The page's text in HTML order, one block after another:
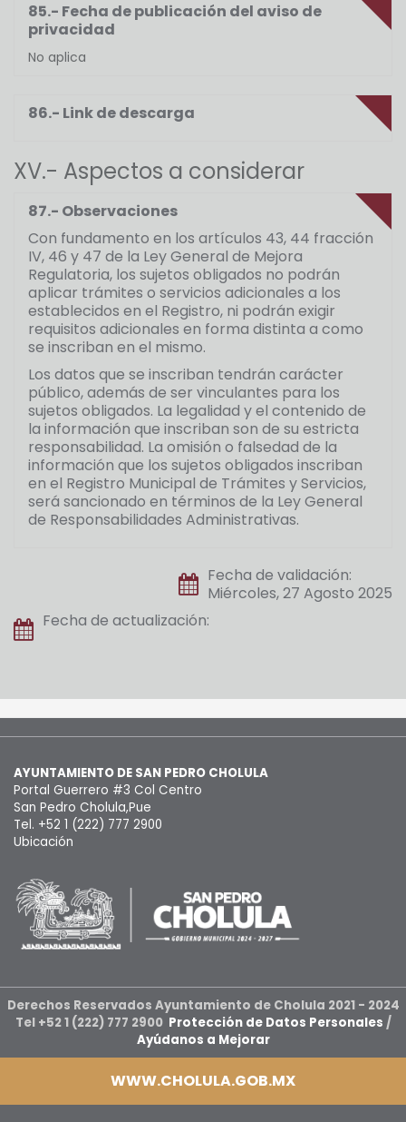
85.- Fecha de publicación del aviso de
privacidad
No aplica
86.- Link de descarga
XV.- Aspectos a considerar
87.- Observaciones
Con fundamento en los artículos 43, 44 fracción
IV, 46 y 47 de la Ley General de Mejora
Regulatoria, los sujetos obligados no podrán
aplicar trámites o servicios adicionales a los
establecidos en el Registro, ni podrán exigir
requisitos adicionales en forma distinta a como
se inscriban en el mismo.
Los datos que se inscriban tendrán carácter
público, además de ser vinculantes para los
sujetos obligados. La legalidad y el contenido de
la información que inscriban son de su estricta
responsabilidad. La omisión o falsedad de la
información que los sujetos obligados inscriban
en el Registro Municipal de Trámites y Servicios,
será sancionado en términos de la Ley General
de Responsabilidades Administrativas.
Fecha de validación:
Miércoles, 27 Agosto 2025
Fecha de actualización:
AYUNTAMIENTO DE SAN PEDRO CHOLULA
Portal Guerrero #3 Col Centro
San Pedro Cholula,Pue
Tel. +52 1 (222) 777 2900
Ubicación
Derechos Reservados Ayuntamiento de Cholula 2021 - 2024
Tel +52 1 (222) 777 2900 Protección de Datos Personales /
Ayúdanos a Mejorar
WWW.CHOLULA.GOB.MX